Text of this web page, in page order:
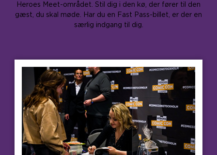
Heroes Meet-området. Stil dig i den kø, der fører til den
gæst, du skal møde. Har du en Fast Pass-billet, er der en
særlig indgang til dig.